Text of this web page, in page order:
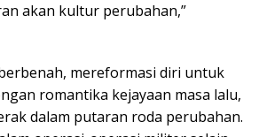
akan kultur perubahan,”
mereformasi diri untuk
romantika kejayaan masa lalu,
dalam putaran roda perubahan.